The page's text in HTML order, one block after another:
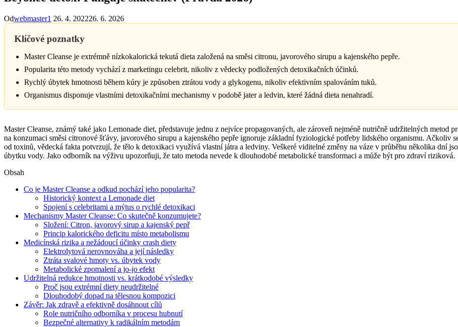
Odwebmaster1 26. 4. 202226. 6. 2026
Klíčové poznatky
Master Cleanse je extrémně nízkokalorická tekutá dieta založená na směsi citronu, javorového sirupu a kajenského pepře.
Popularita této metody vychází z marketingu celebrit, nikoliv z vědecky podložených detoxikačních účinků.
Rychlý úbytek hmotnosti během kúry je způsoben ztrátou vody a glykogenu, nikoliv efektivním spalováním tuků.
Organismus disponuje vlastními detoxikačními mechanismy v podobě jater a ledvin, které žádná dieta nenahradí.
Master Cleanse, známý také jako Lemonade diet, představuje jednu z nejvíce propagovaných, ale zároveň nejméně nutričně udržitelných
na konzumaci směsi citronové šťávy, javorového sirupu a kajenského pepře ignoruje základní fyziologické potřeby lidského organismu. Ačkoliv
od toxinů, vědecká fakta potvrzují, že tělo k detoxikaci využívá vlastní játra a ledviny. Veškeré viditelné změny na váze v průběhu několika dní
úbytku vody. Jako odborník na výživu upozorňuji, že tato metoda nevede k dlouhodobé metabolické transformaci a může být pro zdraví riziková.
Obsah
Co je Master Cleanse a odkud pochází jeho popularita?
Historický kontext a Lemonade diet
Spojení s celebritami a mýtus o rychlé detoxikaci
Mechanismy Master Cleanse: Co skutečně konzumujete?
Složení: Citron, javorový sirup a kajenský pepř
Princip kalorického deficitu místo metabolismu
Medicínská rizika a nežádoucí účinky crash diety
Elektrolytová nerovnováha a její následky
Ztráta svalové hmoty vs. úbytek vody
Metabolické zpomalení a jo-jo efekt
Udržitelná redukce hmotnosti vs. krátkodobé výsledky
Proč jsou extrémní diety neudržitelné
Dlouhodobý dopad na tělesnou kompozici
Závěr: Jak zdravě a efektivně dosáhnout cílů
Role nutričního odborníka v procesu hubnutí
Bezpečné alternativy k radikálním metodám